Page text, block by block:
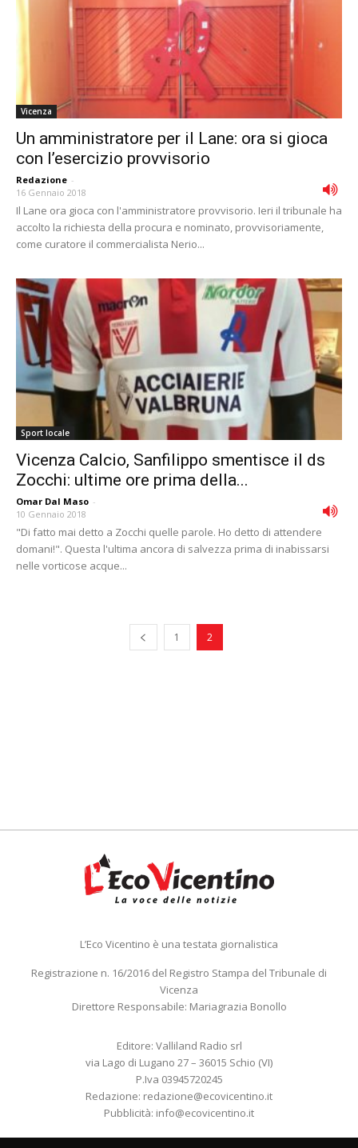
Vicenza
Un amministratore per il Lane: ora si gioca
con l’esercizio provvisorio
Redazione -
16 Gennaio 2018
Il Lane ora gioca con l'amministratore provvisorio. Ieri il tribunale ha
accolto la richiesta della procura e nominato, provvisoriamente,
come curatore il commercialista Nerio...
Sport locale
Vicenza Calcio, Sanfilippo smentisce il ds
Zocchi: ultime ore prima della...
Omar Dal Maso -
10 Gennaio 2018
"Di fatto mai detto a Zocchi quelle parole. Ho detto di attendere
domani!". Questa l'ultima ancora di salvezza prima di inabissarsi
nelle vorticose acque...
1 2
L’Eco Vicentino è una testata giornalistica
Registrazione n. 16/2016 del Registro Stampa del Tribunale di
Vicenza
Direttore Responsabile: Mariagrazia Bonollo
Editore: Valliland Radio srl
via Lago di Lugano 27 – 36015 Schio (VI)
P.Iva 03945720245
Redazione: redazione@ecovicentino.it
Pubblicità: info@ecovicentino.it